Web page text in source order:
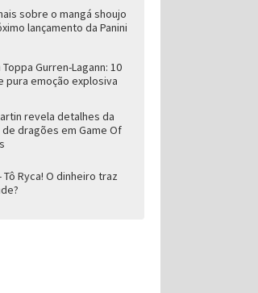
sobre o mangá shoujo
lançamento da Panini
Gurren-Lagann: 10
pura emoção explosiva
revela detalhes da
dragões em Game Of
Tô Ryca! O dinheiro traz